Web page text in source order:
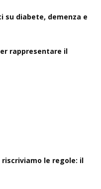
su diabete, demenza e
rappresentare il
riscriviamo le regole: il